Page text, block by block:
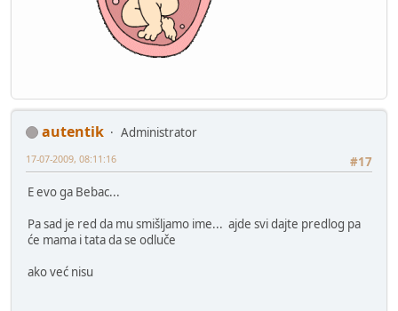
autentik
Administrator
#17
17-07-2009, 08:11:16
E evo ga Bebac...
Pa sad je red da mu smišljamo ime... ajde svi dajte predlog pa
će mama i tata da se odluče
ako već nisu